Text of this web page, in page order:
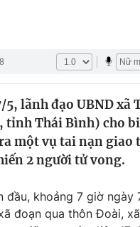
lãnh đạo UBND xã
tỉnh Thái Bình) cho
một vụ tai nạn giao
2 người tử vong.
đầu, khoảng 7 giờ ngày
đoạn qua thôn Đoài,